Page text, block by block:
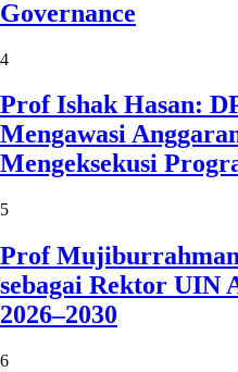
Governance
4
Prof Ishak Hasan:
Mengawasi
Mengeksekusi
5
Prof
sebagai Rektor UIN
2026–2030
6